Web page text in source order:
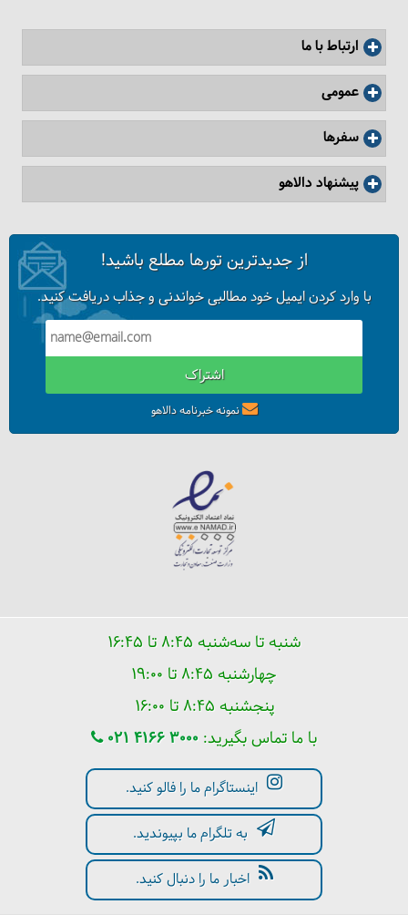
ارتباط با ما
عمومی
سفرها
پیشنهاد دالاهو
از جدیدترین تورها مطلع باشید!
با وارد کردن ایمیل خود مطالبی خواندنی و جذاب دریافت کنید.
اشتراک
نمونه خبرنامه دالاهو
شنبه تا سه‌شنبه ۸:۴۵ تا ۱۶:۴۵
چهارشنبه ۸:۴۵ تا ۱۹:۰۰
پنجشنبه ۸:۴۵ تا ۱۶:۰۰
با ما تماس بگیرید: 021 4166 3000
اینستاگرام ما را فالو کنید.
به تلگرام ما بپیوندید.
اخبار ما را دنبال کنید.